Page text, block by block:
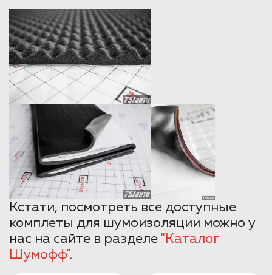
Кстати, посмотреть все доступные
комплеты для шумоизоляции можно у
нас на сайте в разделе "Каталог
Шумофф".